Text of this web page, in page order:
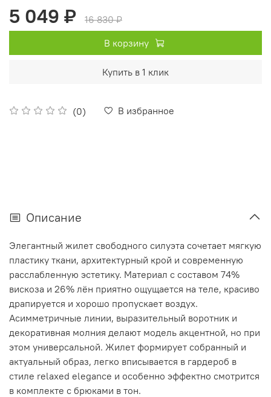
(0) В избранное
5 049 ₽
16 830 ₽
В корзину
Купить в 1 клик
Описание
Элегантный жилет свободного силуэта сочетает мягкую
пластику ткани, архитектурный крой и современную
расслабленную эстетику. Материал с составом 74%
вискоза и 26% лён приятно ощущается на теле, красиво
драпируется и хорошо пропускает воздух.
Асимметричные линии, выразительный воротник и
декоративная молния делают модель акцентной, но при
этом универсальной. Жилет формирует собранный и
актуальный образ, легко вписывается в гардероб в
стиле relaxed elegance и особенно эффектно смотрится
в комплекте с брюками в тон.